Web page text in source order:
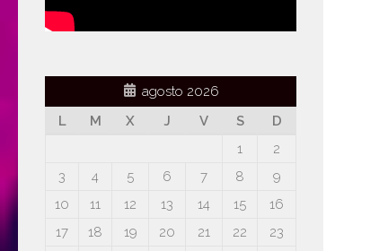
agosto 2026
L
M X J V S
D
1
2
3
4 5 6 7 8
9
10
11 12 13 14 15
16
17
18 19 20 21 22
23